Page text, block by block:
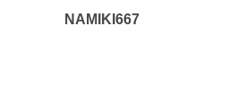
NAMIKI667